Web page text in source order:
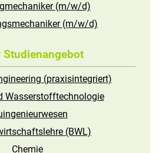
(m/w/d)
(m/w/d)
Studienangebot
(praxisintegriert)
Wasserstofftechnologie
(BWL)
Chemie